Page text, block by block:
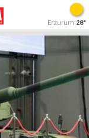
Erzurum 28°